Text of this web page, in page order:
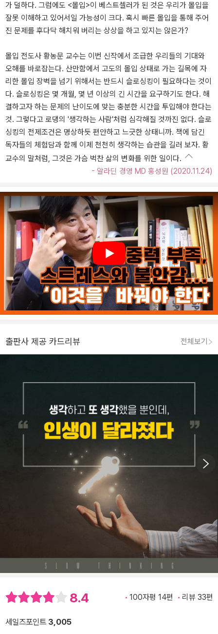
가 덜하다. 그럼에도 <몰입>이 베스트셀러가 된 것은 우리가 몰입을
잘못 이해하고 있어서일 가능성이 크다. 혹시 빠른 몰입을 통해 주어
진 문제를 후다닥 해치워 버리는 상상을 하고 있지는 않은가?
몰입 전도사 황농문 교수는 이번 신작에서 조급한 우리들의 기대와
오해를 바로잡는다. 산만함에서 고도의 몰입 상태로 가는 길목에 자
리한 몰입 장벽을 넘기 위해서는 반드시 슬로싱킹이 필요하다는 것이
다. 슬로싱킹은 몇 개월, 몇 년 이상의 긴 시간을 요구하기도 한다. 해
결하고자 하는 문제의 난이도에 맞는 충분한 시간을 투입해야 한다는
것. 그렇다고 로댕의 '생각하는 사람'처럼 심각해질 것까진 없다. 슬로
싱킹의 전제조건은 명상하듯 편안하고 느긋한 상태니까. 책에 담긴
독자들의 체험담과 함께 이제 천천히 생각하는 습관을 길러 보자. 황
교수의 말처럼, 그것은 가슴 벅찬 삶의 변화를 위한 일이다.
- 알라딘 경영 MD 홍성원 (2020.11.24)
Play
출판사 제공 카드리뷰 전체보기
8.4 100자평 14편 리뷰 33편
세일즈포인트 3,005